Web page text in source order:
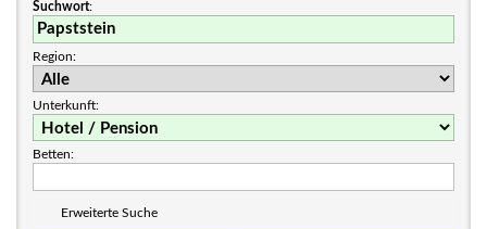
Suchwort:
Region:
Unterkunft:
Betten:
Erweiterte Suche